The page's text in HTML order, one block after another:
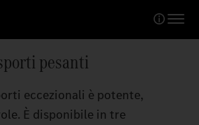
pesanti
eccezionali è potente,
È disponibile in tre